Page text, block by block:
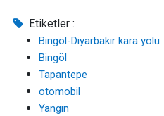
Etiketler :
Bingöl-Diyarbakır kara yolu
Bingöl
Tapantepe
otomobil
Yangın